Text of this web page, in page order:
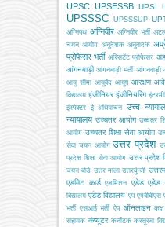
UPSC UPSESSB UPSI
UPSSSC UPSSSUP
अग्निपथ अग्निवीर अग्निवीर भर्ती अटल
चयन आयोग अनुदेशक अनुवादक
प्रोफेसर भर्ती अस्सिटेंट प्रोफेसर
आंगनबाड़ी आंगनबाड़ी भर्ती आंगनवाड़ी
आयु सीमा आयुर्वेद आयुष आरक्षण
विद्यालय इंजीनियर इंजीनियरिंग
इंस्पेक्टर ई अधियाचन उच्च
न्यायालय उच्चतर आयोग उच्चतर
आयोग उच्चतर शिक्षा सेवा आयोग
सेवा चयन आयोग उत्तर प्रदेश
प्रदेश शिक्षा सेवा आयोग उत्तर प्रदेश
चयन बोर्ड उत्तर माला उत्तरकुंजी
एडमिट कार्ड एडमिशन एडेड एडेड
विद्यालय एडेड विद्यालय एप एमबीबीएस
भर्ती एसआई भर्ती ऐप ऑनलाइन कक्ष
सहायक कंप्यूटर कर्नाटक कस्तूरबा